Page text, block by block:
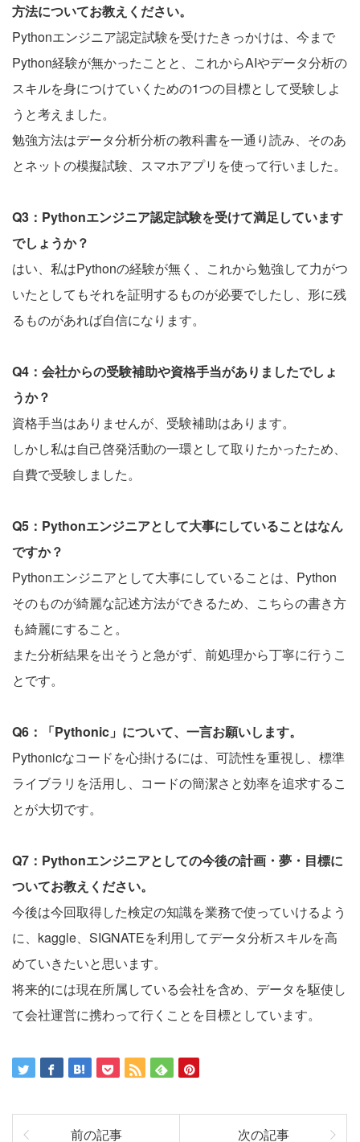
方法についてお教えください。
Pythonエンジニア認定試験を受けたきっかけは、今まで
Python経験が無かったことと、これからAIやデータ分析の
スキルを身につけていくための1つの目標として受験しよ
うと考えました。
勉強方法はデータ分析分析の教科書を一通り読み、そのあ
とネットの模擬試験、スマホアプリを使って行いました。
Q3：Pythonエンジニア認定試験を受けて満足しています
でしょうか？
はい、私はPythonの経験が無く、これから勉強して力がつ
いたとしてもそれを証明するものが必要でしたし、形に残
るものがあれば自信になります。
Q4：会社からの受験補助や資格手当がありましたでしょ
うか？
資格手当はありませんが、受験補助はあります。
しかし私は自己啓発活動の一環として取りたかったため、
自費で受験しました。
Q5：Pythonエンジニアとして大事にしていることはなん
ですか？
Pythonエンジニアとして大事にしていることは、Python
そのものが綺麗な記述方法ができるため、こちらの書き方
も綺麗にすること。
また分析結果を出そうと急がず、前処理から丁寧に行うこ
とです。
Q6：「Pythonic」について、一言お願いします。
Pythonicなコードを心掛けるには、可読性を重視し、標準
ライブラリを活用し、コードの簡潔さと効率を追求するこ
とが大切です。
Q7：Pythonエンジニアとしての今後の計画・夢・目標に
ついてお教えください。
今後は今回取得した検定の知識を業務で使っていけるよう
に、kaggle、SIGNATEを利用してデータ分析スキルを高
めていきたいと思います。
将来的には現在所属している会社を含め、データを駆使し
て会社運営に携わって行くことを目標としています。
前の記事 次の記事